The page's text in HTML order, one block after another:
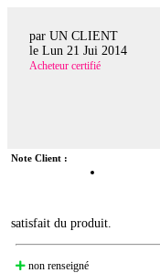
par UN CLIENT
le Lun 21 Jui 2014
Acheteur certifié
Note Client :
satisfait du produit.
non renseigné